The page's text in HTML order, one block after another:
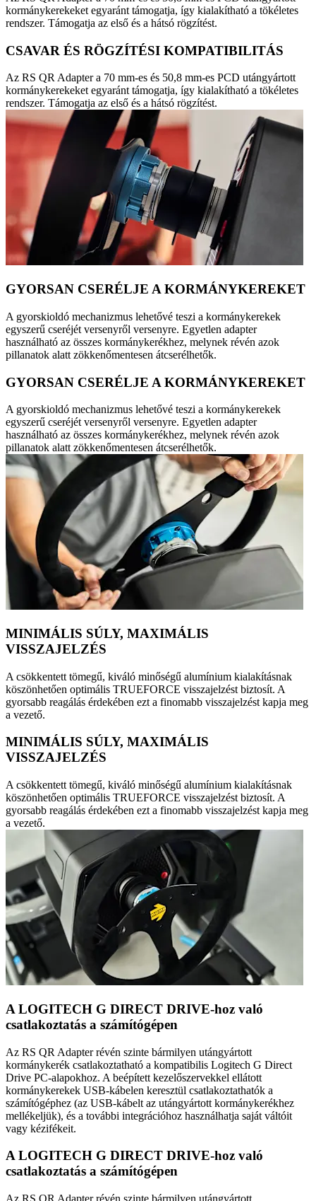
kormánykerekeket egyaránt támogatja, így kialakítható a tökéletes
rendszer. Támogatja az első és a hátsó rögzítést.
CSAVAR ÉS RÖGZÍTÉSI KOMPATIBILITÁS
Az RS QR Adapter a 70 mm-es és 50,8 mm-es PCD utángyártott
kormánykerekeket egyaránt támogatja, így kialakítható a tökéletes
rendszer. Támogatja az első és a hátsó rögzítést.
GYORSAN CSERÉLJE A KORMÁNYKEREKET
A gyorskioldó mechanizmus lehetővé teszi a kormánykerekek
egyszerű cseréjét versenyről versenyre. Egyetlen adapter
használható az összes kormánykerékhez, melynek révén azok
pillanatok alatt zökkenőmentesen átcserélhetők.
GYORSAN CSERÉLJE A KORMÁNYKEREKET
A gyorskioldó mechanizmus lehetővé teszi a kormánykerekek
egyszerű cseréjét versenyről versenyre. Egyetlen adapter
használható az összes kormánykerékhez, melynek révén azok
pillanatok alatt zökkenőmentesen átcserélhetők.
MINIMÁLIS SÚLY, MAXIMÁLIS
VISSZAJELZÉS
A csökkentett tömegű, kiváló minőségű alumínium kialakításnak
köszönhetően optimális TRUEFORCE visszajelzést biztosít. A
gyorsabb reagálás érdekében ezt a finomabb visszajelzést kapja meg
a vezető.
MINIMÁLIS SÚLY, MAXIMÁLIS
VISSZAJELZÉS
A csökkentett tömegű, kiváló minőségű alumínium kialakításnak
köszönhetően optimális TRUEFORCE visszajelzést biztosít. A
gyorsabb reagálás érdekében ezt a finomabb visszajelzést kapja meg
a vezető.
A LOGITECH G DIRECT DRIVE-hoz való
csatlakoztatás a számítógépen
Az RS QR Adapter révén szinte bármilyen utángyártott
kormánykerék csatlakoztatható a kompatibilis Logitech G Direct
Drive PC-alapokhoz. A beépített kezelőszervekkel ellátott
kormánykerekek USB-kábelen keresztül csatlakoztathatók a
számítógéphez (az USB-kábelt az utángyártott kormánykerékhez
mellékeljük), és a további integrációhoz használhatja saját váltóit
vagy kézifékeit.
A LOGITECH G DIRECT DRIVE-hoz való
csatlakoztatás a számítógépen
Az RS QR Adapter révén szinte bármilyen utángyártott